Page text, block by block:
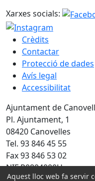
Xarxes socials:
Crèdits
Contactar
Protecció de dades
Avís legal
Accessibilitat
Ajuntament de
Pl. Ajuntament, 1
08420 Canovelles
Tel. 93 846 45 55
Fax 93 846 53 02
NIF P0804000H
Aquest lloc web fa servir